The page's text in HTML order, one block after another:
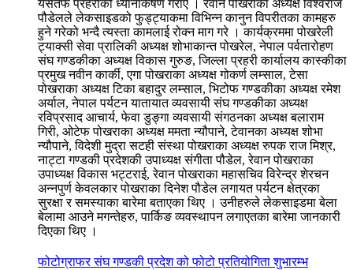
यसतर्फ प्रहरीको ध्यानाकर्षण गराए । रेवान पोखराका अध्यक्ष विश्वराज
पौडेलले लेकसाइडको फुड्ट्याकमा विभिन्न कानुन विपरीतका कामहरु
हुने गरेको भन्दै त्यस्ता कामलाई रोक्न माग गरे । कार्यक्रममा पोखरेली
ट्याक्सी सेवा प्रालिकी अध्यक्ष शोभाकान्त पोखरेल, नेपाल पर्वतारोहण
संघ गण्डकीका अध्यक्ष विकास गुरुङ, जिल्ला प्रहरी कार्यालय कास्कीका
प्रमुख नवीन कार्की, एगा पोखराका अध्यक्ष गोकर्ण लम्साल, टेसा
पोखराका अध्यक्ष टिका बहादुर लम्साल, भिटोफ गण्डकीका अध्यक्ष रमेश
अर्याल, नेपाल पर्यटन यातायात व्यवसायी संघ गण्डकीका अध्यक्ष
रविप्रसाद आचार्य, फेवा डुङ्गा व्यवसायी संगठनका अध्यक्ष बलाराम
गिरी, ओटेफ पोखराका अध्यक्ष ममता न्यौपाने, टेवानका अध्यक्ष शोभा
न्यौपाने, विदेशी मुद्रा सटही संस्था पोखराका अध्यक्ष रुपक राज मिश्र,
नाट्टा गण्डकी प्रदेशकी उपाध्यक्ष संगीता पौडेल, रेवान पोखराका
उपाध्यक्ष विकास भट्टराई, रेवान पोखराका महासचिव विरेन्द्र शेरचन
अन्नपुर्ण केवलकार पोखराका दिनेश पौडेल लगायत पर्यटन क्षेत्रका
सुरक्षा र समस्याका बारेमा बताएका थिए । उनीहरुले लेकसाइडमा बेला
बेलामा आउने मगन्तेहरु, पार्किङ व्यवस्थापन लगाएतका बारेमा जानकारी
दिएका थिए ।
फोटोग्राफर संघ गण्डकी प्रदेश को फोटो प्रतियोगिता शुभारम्भ